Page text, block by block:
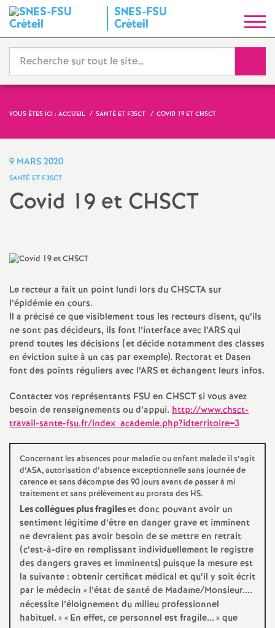
SNES-FSU
Créteil
y
n
d
i
a
t
i
o
n
a
l
d
e
s
E
VOUS ÊTES ICI : ACCUEIL SANTÉ ET F3SCT COVID 19 ET CHSCT
9 MARS 2020
SANTÉ ET F3SCT
Covid 19 et CHSCT
Le recteur a fait un point lundi lors duCHSCTAsur
l’épidémie en cours.
Il a précisé ce que visiblement tous les recteurs disent, qu’ils
ne sont pas décideurs, ils font l’interface avec l’ARSqui
prend toutes les décisions (et décide notamment des classes
en éviction suite à un cas par exemple). Rectorat et Dasen
font des points réguliers avec l’ARSet échangent leurs infos.
Contactez vos représentants FSU en CHSCTsi vous avez
besoin de renseignements ou d’appui. http://www.chsct-
travail-sante-fsu.fr/index_academie.php?idterritoire=3
Concernant les absences pour maladie ou enfant malade il s’agit
d’ASA, autorisation d’absence exceptionnelle sans journée de
carence et sans décompte des 90 jours avant de passer à mi
traitement et sans prélèvement au prorata des HS.
Les collègues plus fragileset donc pouvant avoir un
sentiment légitime d’être en danger grave et imminent
ne devraient pas avoir besoin de se mettre en retrait
(c’est-à-dire en remplissant individuellement le registre
des dangers graves et imminents) puisque la mesure est
la suivante : obtenir certificat médical et qu’il y soit écrit
par le médecin «l’état de santé de Madame/Monsieur....
nécessite l’éloignement du milieu professionnel
habituel.» «En effet, ce personnel est fragile...» que